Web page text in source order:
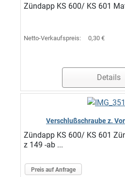
Zündapp KS 600/ KS 601
Netto-Verkaufspreis: 0,30 €
Details
Verschlußschraube z.
Zündapp KS 600/ KS 601
z 149 -ab ...
Preis auf Anfrage